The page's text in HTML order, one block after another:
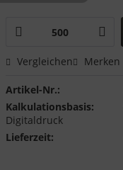
Vergleichen Merken
Artikel-Nr.:
Kalkulationsbasis:
Digitaldruck
Lieferzeit: